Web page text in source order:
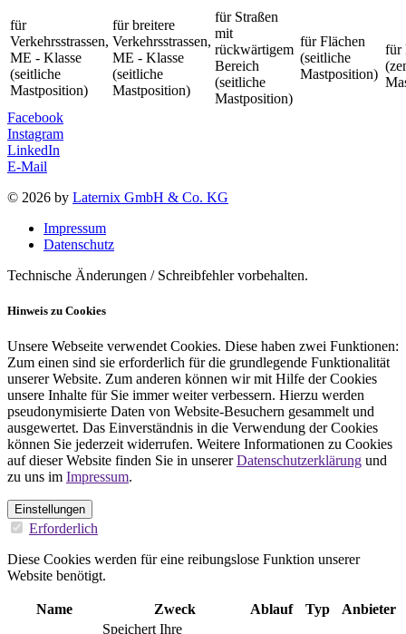
für
Verkehrsstrassen,
ME - Klasse
(seitliche
Mastposition)
für breitere
Verkehrsstrassen,
ME - Klasse
(seitliche
Mastposition)
für Straßen
mit
rückwärtigem
Bereich
(seitliche
Mastposition)
für Flächen
(seitliche
Mastposition)
für
Facebook
Instagram
LinkedIn
E-Mail
© 2026 by Laternix GmbH & Co. KG
Impressum
Datenschutz
Technische Änderungen / Schreibfehler vorbehalten.
Hinweis zu Cookies
Unsere Webseite verwendet Cookies. Diese haben zwei Funktionen:
Zum einen sind sie erforderlich für die grundlegende Funktionalität
unserer Website. Zum anderen können wir mit Hilfe der Cookies
unsere Inhalte für Sie immer weiter verbessern. Hierzu werden
pseudonymisierte Daten von Website-Besuchern gesammelt und
ausgewertet. Das Einverständnis in die Verwendung der Cookies
können Sie jederzeit widerrufen. Weitere Informationen zu Cookies
auf dieser Website finden Sie in unsererDatenschutzerklärung und
zu uns im Impressum.
Einstellungen
Erforderlich
Diese Cookies werden für eine reibungslose Funktion unserer
Website benötigt.
Name Zweck Ablauf Typ
Anbieter
Speichert Ihre